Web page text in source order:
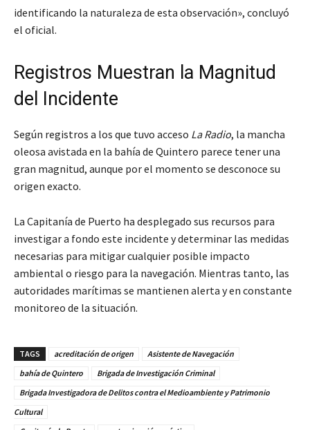
identificando la naturaleza de esta observación», concluyó
el oficial.
Registros Muestran la Magnitud
del Incidente
Según registros a los que tuvo acceso La Radio, la mancha
oleosa avistada en la bahía de Quintero parece tener una
gran magnitud, aunque por el momento se desconoce su
origen exacto.
La Capitanía de Puerto ha desplegado sus recursos para
investigar a fondo este incidente y determinar las medidas
necesarias para mitigar cualquier posible impacto
ambiental o riesgo para la navegación. Mientras tanto, las
autoridades marítimas se mantienen alerta y en constante
monitoreo de la situación.
TAGS acreditación de origen
Asistente de Navegación
bahía de Quintero
Brigada de Investigación Criminal
Brigada Investigadora de Delitos contra el Medioambiente y Patrimonio
Cultural